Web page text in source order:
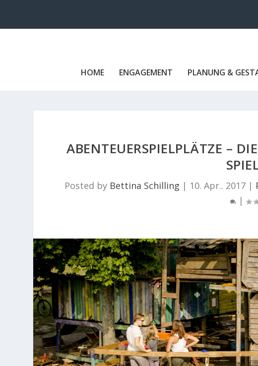
HOME ENGAGEMENT PLANUNG &
ABENTEUERSPIELPLÄTZE –
Posted by Bettina Schilling | 10. Apr.. 2017 |
|